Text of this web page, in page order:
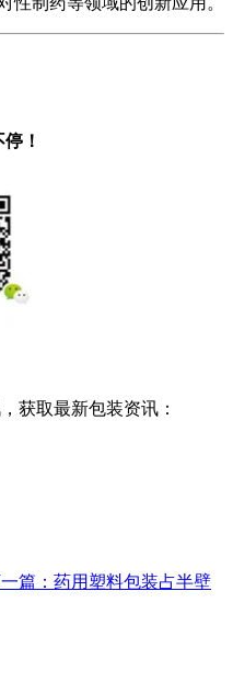
！
获取最新包装资讯：
篇：药用塑料包装占半壁